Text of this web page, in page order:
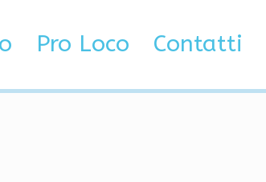
Pro Loco Contatti
som ikke